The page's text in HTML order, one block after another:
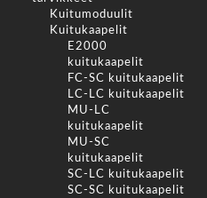
Kuitumoduulit
Kuitukaapelit
E2000
kuitukaapelit
FC-SC kuitukaapelit
LC-LC kuitukaapelit
MU-LC
kuitukaapelit
MU-SC
kuitukaapelit
SC-LC kuitukaapelit
SC-SC kuitukaapelit